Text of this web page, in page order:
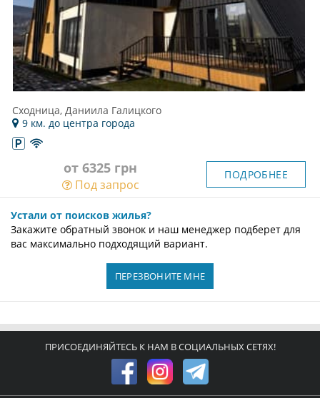
Сходница, Даниила Галицкого
9 км. до центра города
от 6325 грн
Под запрос
ПОДРОБНЕЕ
Устали от поисков жилья?
Закажите обратный звонок и наш менеджер подберет для
вас максимально подходящий вариант.
ПЕРЕЗВОНИТЕ МНЕ
ПРИСОЕДИНЯЙТЕСЬ К НАМ В СОЦИАЛЬНЫХ СЕТЯХ!